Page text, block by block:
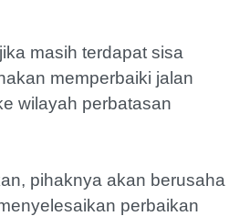
masih terdapat sisa
memperbaiki jalan
wilayah perbatasan
pihaknya akan berusaha
perbaikan